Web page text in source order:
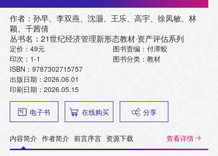
作者：孙早、李双燕、沈灏、王乐、高宇、徐凤敏、林
颖、千茜倩
丛书名：21世纪经济管理新形态教材·资产评估系列
定价：49元
印次：1-1
ISBN：9787302715757
出版日期：2026.06.01
印刷日期：2026.05.15
图书责编：付潭蛟
图书分类：教材
电子书 在线购买 分享
内容简介 作者简介 前言序言 资源下载 查看详情